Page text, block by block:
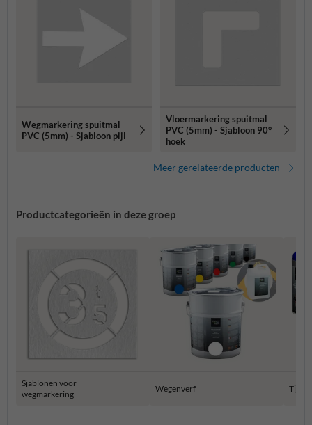
Wegmarkering spuitmal
PVC (5mm) - Sjabloon pijl
Vloermarkering spuitmal
PVC (5mm) - Sjabloon 90°
hoek
Meer gerelateerde producten
Productcategorieën in deze groep
Sjablonen voor
wegmarkering
Wegenverf